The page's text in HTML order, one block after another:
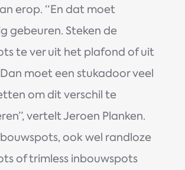
erop. “En dat moet
gebeuren. Steken de
te ver uit het plafond of uit
moet een stukadoor veel
om dit verschil te
vertelt Jeroen Planken.
ook wel randloze
of trimless inbouwspots